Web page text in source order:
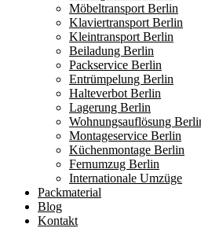
Möbeltransport Berlin
Klaviertransport Berlin
Kleintransport Berlin
Beiladung Berlin
Packservice Berlin
Entrümpelung Berlin
Halteverbot Berlin
Lagerung Berlin
Wohnungsauflösung
Montageservice Berlin
Küchenmontage Berlin
Fernumzug Berlin
Internationale Umzüge
Packmaterial
Blog
Kontakt